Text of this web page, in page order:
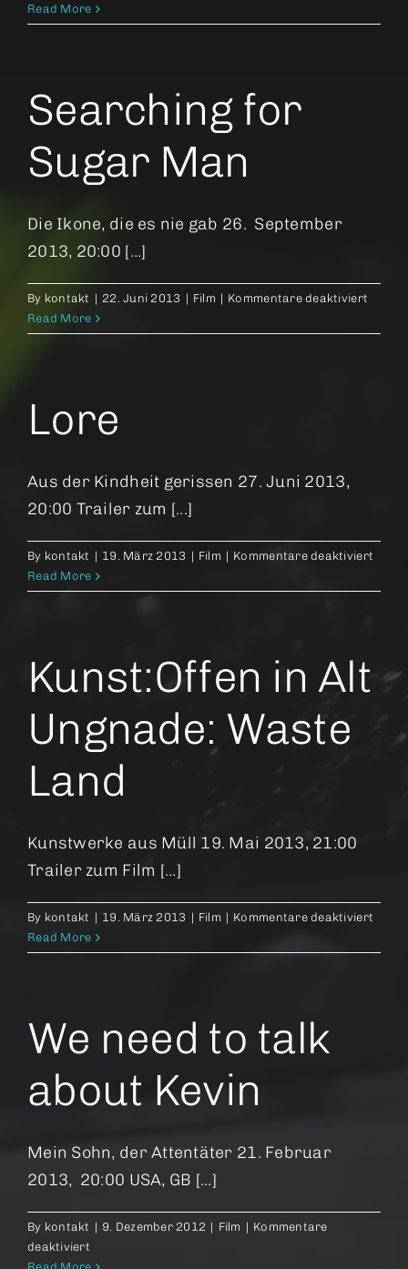
Mr.
May
der
Ewigkeit
Read More
Searching for
Sugar Man
Die Ikone, die es nie gab 26. September
2013, 20:00 [...]
By kontakt | 22. Juni 2013 | Film | Kommentare deaktiviert
for
Read More
Lore
Aus der Kindheit gerissen 27. Juni 2013,
20:00 Trailer zum [...]
By kontakt | 19. März 2013 | Film | Kommentare deaktiviert
Read More
Kunst:Offen in Alt
Ungnade: Waste
Land
Kunstwerke aus Müll 19. Mai 2013, 21:00
Trailer zum Film [...]
By kontakt | 19. März 2013 | Film | Kommentare deaktiviert
in
Read More
We need to talk
about Kevin
Mein Sohn, der Attentäter 21. Februar
2013, 20:00 USA, GB [...]
By kontakt | 9. Dezember 2012 | Film | Kommentare
deaktiviertfür
We